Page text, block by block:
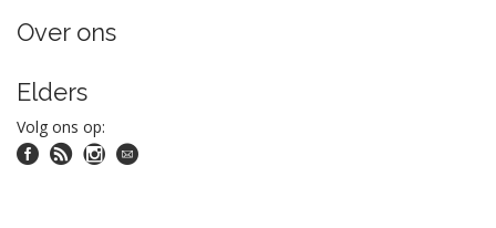
Over ons
Elders
Volg ons op: